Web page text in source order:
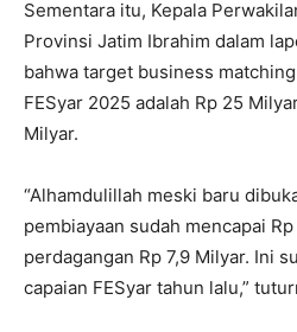
Sementara itu, Kepala
Provinsi Jatim Ibrahim dalam
bahwa target business
FESyar 2025 adalah Rp 25
Milyar.
“Alhamdulillah meski baru
pembiayaan sudah mencapai
perdagangan Rp 7,9 Milyar. Ini
capaian FESyar tahun lalu,”